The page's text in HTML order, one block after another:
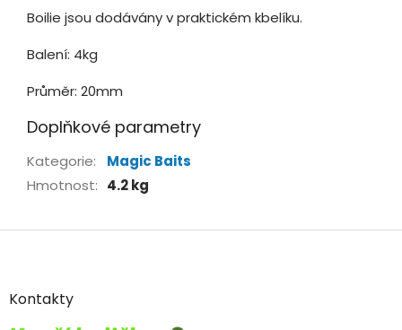
Boilie jsou dodávány v praktickém kbelíku.
Balení: 4kg
Průměr: 20mm
Doplňkové parametry
Kategorie:
Magic Baits
Hmotnost: 4.2 kg
Z
aKontakty